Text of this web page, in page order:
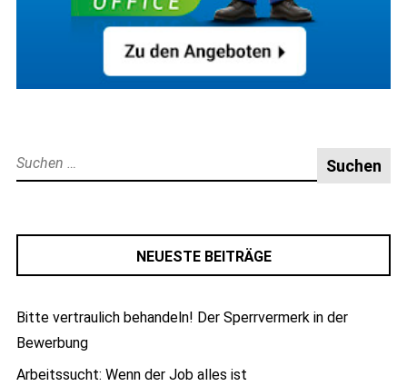
Suche
nach:
NEUESTE BEITRÄGE
Bitte vertraulich behandeln! Der Sperrvermerk in der
Bewerbung
Arbeitssucht: Wenn der Job alles ist